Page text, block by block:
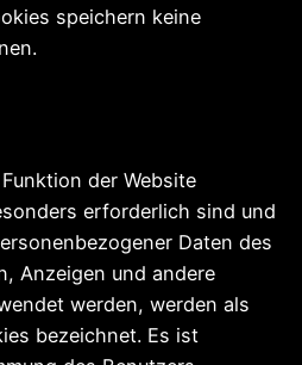
speichern keine
der Website
erforderlich sind und
Daten des
Anzeigen und andere
werden, werden als
bezeichnet. Es ist